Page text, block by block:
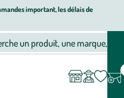
important, les délais de
décoration, alimentation bio
un produit, une marque, un
compte